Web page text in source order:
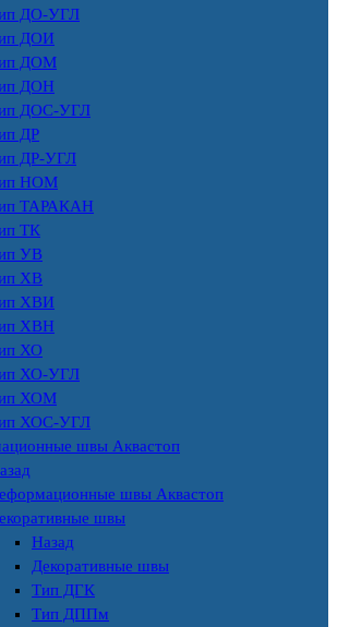
ДО-УГЛ
ДОИ
ДОМ
ДОН
ДОС-УГЛ
ДР
ДР-УГЛ
НОМ
ТАРАКАН
ТК
УВ
ХВ
ХВИ
ХВН
ХО
ХО-УГЛ
ХОМ
ХОС-УГЛ
швы Аквастоп
швы Аквастоп
швы
Назад
Декоративные швы
Тип ДГК
Тип ДППм